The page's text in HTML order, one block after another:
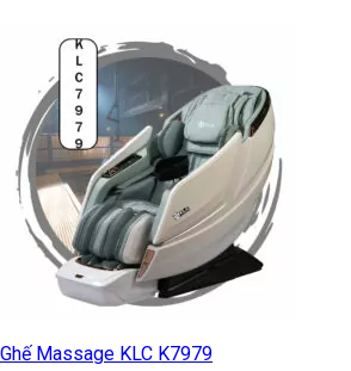
Ghế Massage KLC K7979